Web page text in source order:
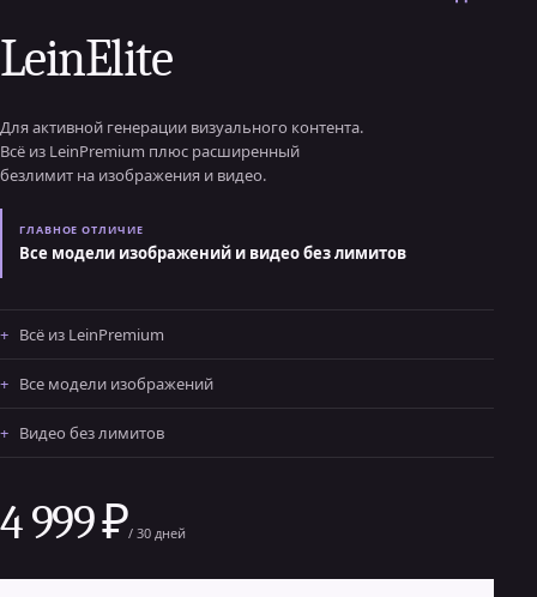
LeinElite
Для активной генерации визуального контента.
Всё из LeinPremium плюс расширенный
безлимит на изображения и видео.
ГЛАВНОЕ ОТЛИЧИЕ
Все модели изображений и видео без лимитов
Всё из LeinPremium
Все модели изображений
Видео без лимитов
4 999 ₽/ 30 дней